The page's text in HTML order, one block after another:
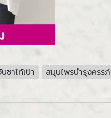
ซาไท้เป้า สมุนไพรบำรุงครรภ์